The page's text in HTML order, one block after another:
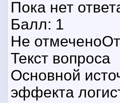
Пока нет
Балл: 1
Не
Текст вопроса
Основной
эффекта